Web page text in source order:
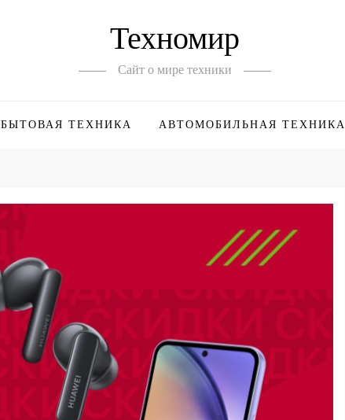
Техномир
Сайт о мире техники
БЫТОВАЯ ТЕХНИКА АВТОМОБИЛЬНАЯ ТЕХНИКА